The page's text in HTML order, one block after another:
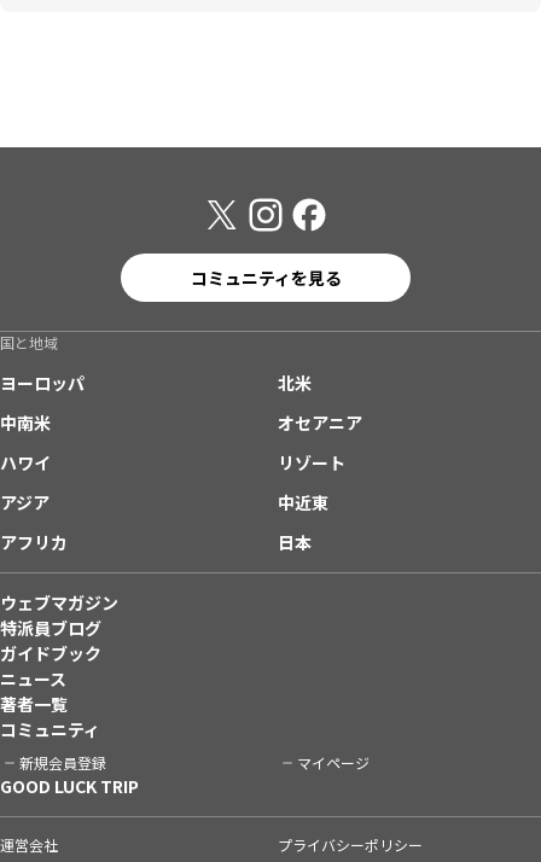
コミュニティを見る
国と地域
ヨーロッパ
北米
中南米
オセアニア
ハワイ
リゾート
アジア
中近東
アフリカ
日本
ウェブマガジン
特派員ブログ
ガイドブック
ニュース
著者一覧
コミュニティ
新規会員登録 マイページ
GOOD LUCK TRIP
運営会社 プライバシーポリシー